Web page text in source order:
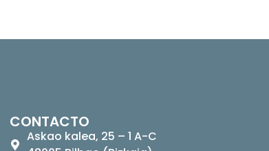
CONTACTO
Askao kalea, 25 – 1 A-C